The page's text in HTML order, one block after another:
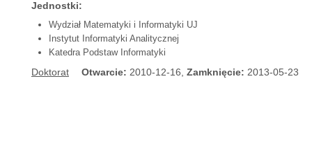
Jednostki:
Wydział Matematyki i Informatyki UJ
Instytut Informatyki Analitycznej
Katedra Podstaw Informatyki
Doktorat Otwarcie: 2010-12-16, Zamknięcie: 2013-05-23